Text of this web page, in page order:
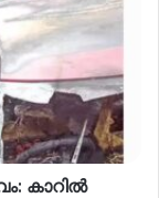
കാറിൽ